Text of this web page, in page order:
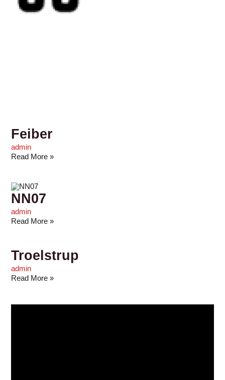
Feiber
admin
Read More »
NN07
admin
Read More »
Troelstrup
admin
Read More »